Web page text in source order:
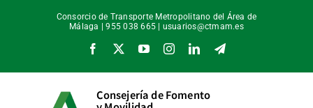
Consorcio de Transporte Metropolitano del Área de
Málaga | 955 038 665 | usuarios@ctmam.es
Facebook
X YouTubeInstagramLinkedInTelegram